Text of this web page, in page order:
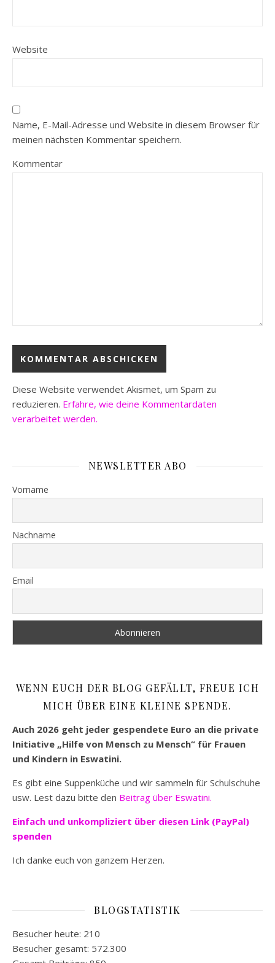
Website
Name, E-Mail-Adresse und Website in diesem Browser für
meinen nächsten Kommentar speichern.
Kommentar
Diese Website verwendet Akismet, um Spam zu
reduzieren. Erfahre, wie deine Kommentardaten
verarbeitet werden.
NEWSLETTER ABO
Vorname
Nachname
Email
WENN EUCH DER BLOG GEFÄLLT, FREUE ICH
MICH ÜBER EINE KLEINE SPENDE.
Auch 2026 geht jeder gespendete Euro an die private
Initiative „Hilfe von Mensch zu Mensch“ für Frauen
und Kindern in Eswatini.
Es gibt eine Suppenküche und wir sammeln für Schulschuhe
usw. Lest dazu bitte den Beitrag über Eswatini.
Einfach und unkompliziert über diesen Link (PayPal)
spenden
Ich danke euch von ganzem Herzen.
BLOGSTATISTIK
Besucher heute: 210
Besucher gesamt: 572.300